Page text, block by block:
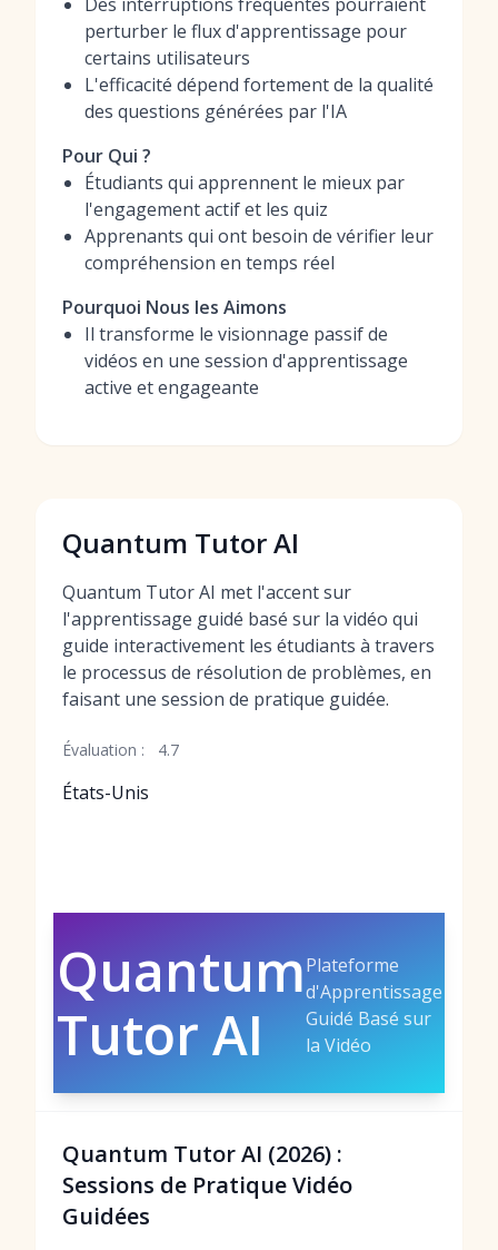
perturber le flux d'apprentissage pour
certains utilisateurs
L'efficacité dépend fortement de la qualité
des questions générées par l'IA
Pour Qui ?
Étudiants qui apprennent le mieux par
l'engagement actif et les quiz
Apprenants qui ont besoin de vérifier leur
compréhension en temps réel
Pourquoi Nous les Aimons
Il transforme le visionnage passif de
vidéos en une session d'apprentissage
active et engageante
Quantum Tutor AI
Quantum Tutor AI met l'accent sur
l'apprentissage guidé basé sur la vidéo qui
guide interactivement les étudiants à travers
le processus de résolution de problèmes, en
faisant une session de pratique guidée.
Évaluation : 4.7
États-Unis
Quantum
Tutor AI
Plateforme
d'Apprentissage
Guidé Basé sur
la Vidéo
Quantum Tutor AI (2026) :
Sessions de Pratique Vidéo
Guidées